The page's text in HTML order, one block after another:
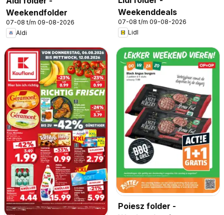
Weekendfolder
07-08 t/m 09-08-2026
Aldi
Weekenddeals
07-08 t/m 09-08-2026
Lidl
Poiesz folder -